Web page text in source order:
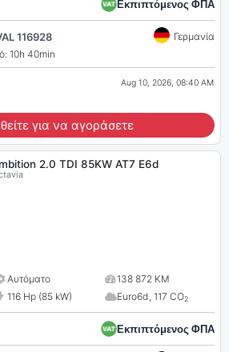
Εκπιπτόμενος ΦΠΑ
116928
Γερμανία
10h 40min
Aug 10, 2026, 08:40 AM
για να αγοράσετε
2.0 TDI 85KW AT7 E6d
Αυτόματο
138 872 KM
116 Hp (85 kW) Euro6d, 117 CO2
Εκπιπτόμενος ΦΠΑ